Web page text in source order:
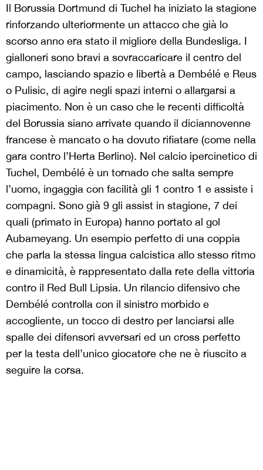
Il Borussia Dortmund di Tuchel ha iniziato la stagione
rinforzando ulteriormente un attacco che già lo
scorso anno era stato il migliore della Bundesliga. I
gialloneri sono bravi a sovraccaricare il centro del
campo, lasciando spazio e libertà a Dembélé e Reus
o Pulisic, di agire negli spazi interni o allargarsi a
piacimento. Non è un caso che le recenti difficoltà
del Borussia siano arrivate quando il diciannovenne
francese è mancato o ha dovuto rifiatare (come nella
gara contro l’Herta Berlino). Nel calcio ipercinetico di
Tuchel, Dembélé è un tornado che salta sempre
l’uomo, ingaggia con facilità gli 1 contro 1 e assiste i
compagni. Sono già 9 gli assist in stagione, 7 dei
quali (primato in Europa) hanno portato al gol
Aubameyang. Un esempio perfetto di una coppia
che parla la stessa lingua calcistica allo stesso ritmo
e dinamicità, è rappresentato dalla rete della vittoria
contro il Red Bull Lipsia. Un rilancio difensivo che
Dembélé controlla con il sinistro morbido e
accogliente, un tocco di destro per lanciarsi alle
spalle dei difensori avversari ed un cross perfetto
per la testa dell’unico giocatore che ne è riuscito a
seguire la corsa.